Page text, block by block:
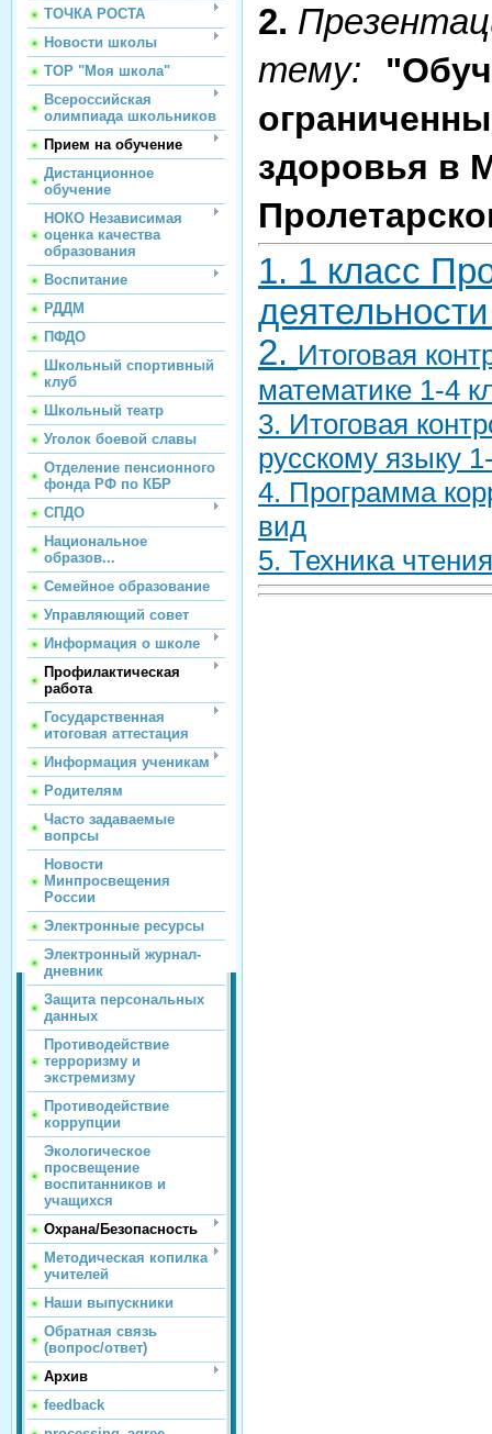
ТОЧКА РОСТА
Новости школы
ТОР "Моя школа"
Всероссийская
олимпиада школьников
Прием на обучение
Дистанционное
обучение
НОКО Независимая
оценка качества
образования
Воспитание
РДДМ
ПФДО
Школьный спортивный
клуб
Школьный театр
Уголок боевой славы
Отделение пенсионного
фонда РФ по КБР
СПДО
Национальное
образов...
Семейное образование
Управляющий совет
Информация о школе
Профилактическая
работа
Государственная
итоговая аттестация
Информация ученикам
Родителям
Часто задаваемые
вопрсы
Новости
Минпросвещения
России
Электронные ресурсы
Электронный журнал-
дневник
Защита персональных
данных
Противодействие
терроризму и
экстремизму
Противодействие
коррупции
Экологическое
просвещение
воспитанников и
учащихся
Охрана/Безопасность
Методическая копилка
учителей
Наши выпускники
Обратная связь
(вопрос/ответ)
Архив
feedback
2.
тему:
здоровья в
1. 1 класс
2. Итоговая
математике 1-4
3. Итоговая
русскому языку
4. Программа
вид
5. Техника